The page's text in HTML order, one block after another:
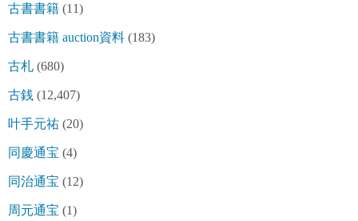
古書書籍 (11)
古書書籍 auction資料 (183)
古札 (680)
古銭 (12,407)
叶手元祐 (20)
同慶通宝 (4)
同治通宝 (12)
周元通宝 (1)